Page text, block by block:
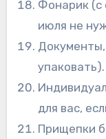
Фонарик (с
июля не
упаковать).
для вас,
Прищепки